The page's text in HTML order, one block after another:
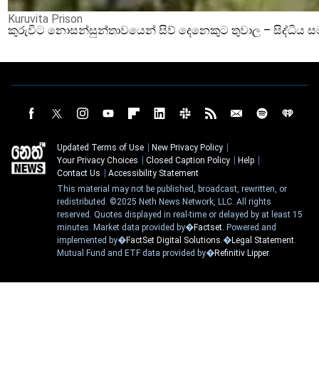
Kuruvita Prison
කුරුවිට නොසන්සුන්තාවයෙන් සිව් දෙනෙකුට තුවාල – සිද්ධිය
Updated Terms of Use
New Privacy Policy
Your Privacy Choices
Closed Caption Policy
Help
Contact Us
Accessibility Statement
This material may not be published, broadcast, rewritten, or
redistributed. ©2025 Neth News Network, LLC. All rights
reserved. Quotes displayed in real-time or delayed by at least 15
minutes. Market data provided by�Factset . Powered and
implemented by�FactSet Digital Solutions .�Legal Statement
Mutual Fund and ETF data provided by�Refinitiv Lipper.